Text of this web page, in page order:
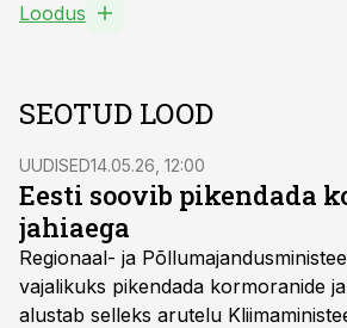
Loodus
SEOTUD LOOD
UUDISED14.05.26, 12:00
Eesti soovib pikendada
jahiaega
Regionaal- ja
vajalikuks pikendada kormoranide
alustab selleks arutelu